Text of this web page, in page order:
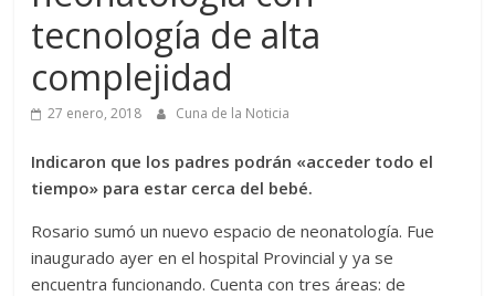
tecnología de alta
complejidad
27 enero, 2018 Cuna de la Noticia
Indicaron que los padres podrán «acceder todo el
tiempo» para estar cerca del bebé.
Rosario sumó un nuevo espacio de neonatología. Fue
inaugurado ayer en el hospital Provincial y ya se
encuentra funcionando. Cuenta con tres áreas: de